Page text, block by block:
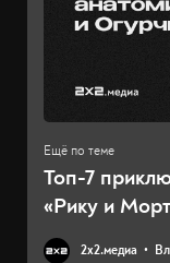
Топ-7
«Рику и
2х2.медиа